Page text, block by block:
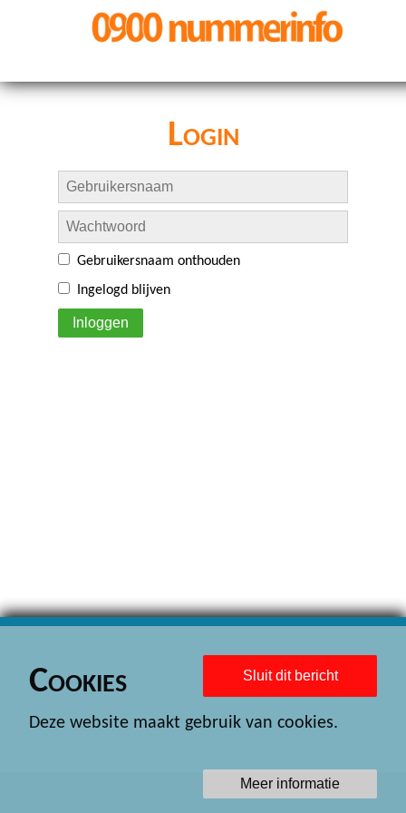
Login
Gebruikersnaam onthouden
Ingelogd blijven
Inloggen
Sluit dit bericht
Cookies
Deze website maakt gebruik van cookies.
Meer informatie